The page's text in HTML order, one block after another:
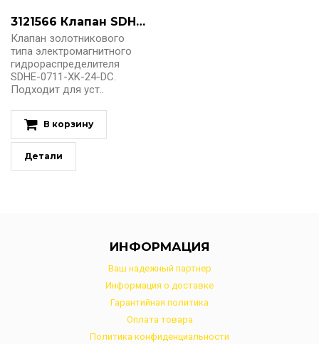
3121566 Клапан SDHE 0711 XK 24 DC
Клапан золотникового
типа электромагнитного
гидрораспределителя
SDHE-0711-XK-24-DC.
Подходит для уст..
В корзину
Детали
ИНФОРМАЦИЯ
Ваш надежный партнер
Информация о доставке
Гарантийная политика
Оплата товара
Политика конфиденциальности